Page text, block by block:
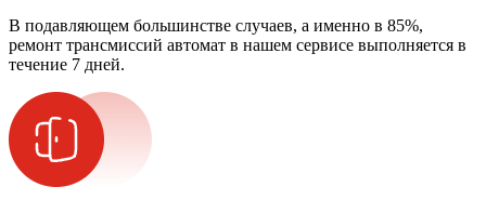
В подавляющем большинстве случаев, а именно в 85%,
ремонт трансмиссий автомат в нашем сервисе выполняется в
течение 7 дней.